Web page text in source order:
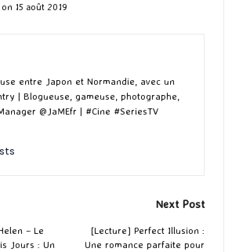
15 août 2019
entre Japon et Normandie, avec un
| Blogueuse, gameuse, photographe,
@JaMEfr | #Cine #SeriesTV
– Le
Jours : Un
Next Post
[Lecture] Perfect Illusion :
Une romance parfaite pour